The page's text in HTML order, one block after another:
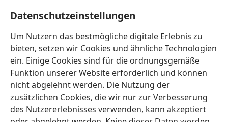
Datenschutzeinstellungen
Um Nutzern das bestmögliche digitale Erlebnis zu
bieten, setzen wir Cookies und ähnliche Technologien
ein. Einige Cookies sind für die ordnungsgemäße
Funktion unserer Website erforderlich und können
nicht abgelehnt werden. Die Nutzung der
zusätzlichen Cookies, die wir nur zur Verbesserung
des Nutzererlebnisses verwenden, kann akzeptiert
Spenden
(öffnet
neues
Fenster)Wachtturm ONLINE-BIBLIOTHEK
(öffnet
neues
Fenster)JW Hub®
(öffnet
neues
Fenster)JW Library